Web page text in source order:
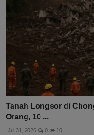
Tanah Longsor di
Orang, 10 ...
Jul 31, 2026 0 10